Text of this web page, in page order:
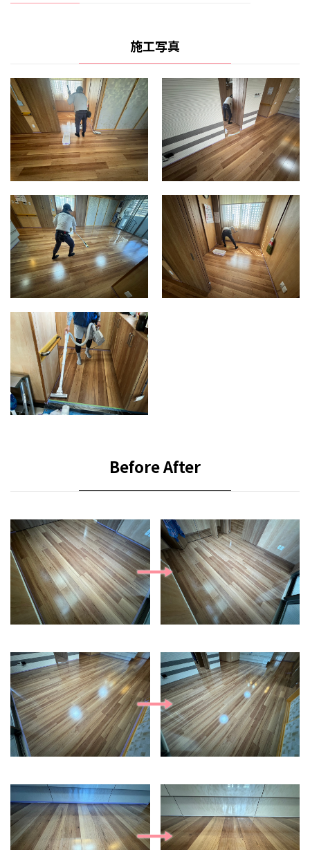
施工写真
Before After